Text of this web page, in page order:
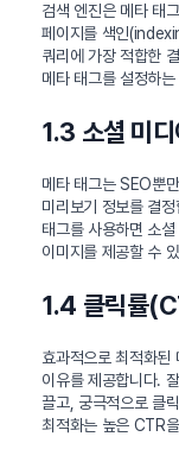
검색 엔진은 메타 태
페이지를 색인
쿼리에 가장 적합한
메타 태그를 설정하
1.3 소셜 미
메타 태그는 SEO뿐
미리보기 정보를 결
태그를 사용하면 소
이미지를 제공할 수
1.4 클릭률
효과적으로 최적화된
이유를 제공합니다.
끌고, 궁극적으로 클
최적화는 높은 CTR